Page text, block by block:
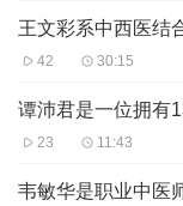
42 30:15
23 11:43